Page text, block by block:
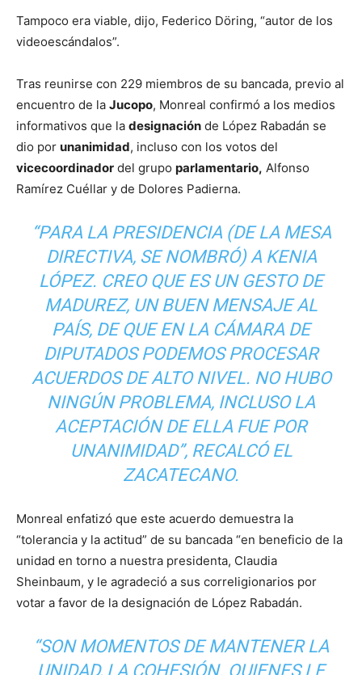
Tampoco era viable, dijo, Federico Döring, “autor de los
videoescándalos”.
Tras reunirse con 229 miembros de su bancada, previo al
encuentro de la Jucopo, Monreal confirmó a los medios
informativos que la designación de López Rabadán se
dio por unanimidad, incluso con los votos del
vicecoordinador del grupo parlamentario, Alfonso
Ramírez Cuéllar y de Dolores Padierna.
“PARA LA PRESIDENCIA (DE LA MESA
DIRECTIVA, SE NOMBRÓ) A KENIA
LÓPEZ. CREO QUE ES UN GESTO DE
MADUREZ, UN BUEN MENSAJE AL
PAÍS, DE QUE EN LA CÁMARA DE
DIPUTADOS PODEMOS PROCESAR
ACUERDOS DE ALTO NIVEL. NO HUBO
NINGÚN PROBLEMA, INCLUSO LA
ACEPTACIÓN DE ELLA FUE POR
UNANIMIDAD”, RECALCÓ EL
ZACATECANO.
Monreal enfatizó que este acuerdo demuestra la
“tolerancia y la actitud” de su bancada “en beneficio de la
unidad en torno a nuestra presidenta, Claudia
Sheinbaum, y le agradeció a sus correligionarios por
votar a favor de la designación de López Rabadán.
“SON MOMENTOS DE MANTENER LA
UNIDAD, LA COHESIÓN. QUIENES LE